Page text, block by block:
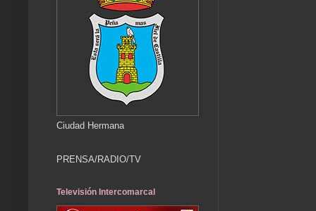
Ciudad Hermana
PRENSA/RADIO/TV
Televisión Intercomarcal